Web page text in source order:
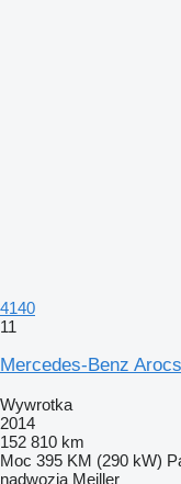
4140
11
Mercedes-Benz
Wywrotka
2014
152 810 km
Moc 395 KM (290 kW)
nadwozia Meiller